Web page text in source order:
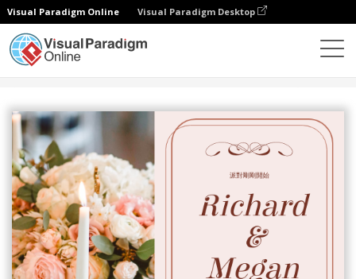
Visual Paradigm Online Visual Paradigm Desktop